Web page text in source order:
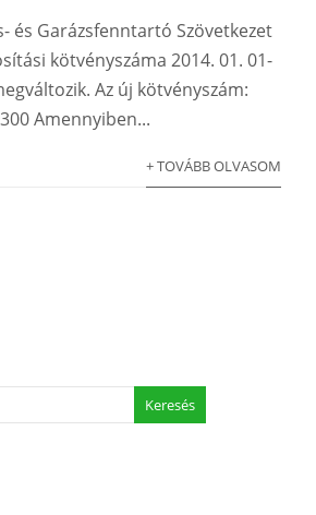
és Garázsfenntartó Szövetkezet
kötvényszáma 2014. 01. 01-
Az új kötvényszám:
Amennyiben...
+ TOVÁBB OLVASOM